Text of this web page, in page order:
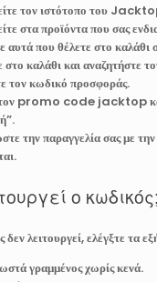
τον ιστότοπο του
στα προϊόντα που σας
αυτά που θέλετε στο καλάθι
καλάθι και αναζητήστε
τον κωδικό προσφοράς.
promo code jacktop
την παραγγελία σας με
ο κωδικός;
λειτουργεί, ελέγξτε τα
γραμμένος χωρίς κενά.